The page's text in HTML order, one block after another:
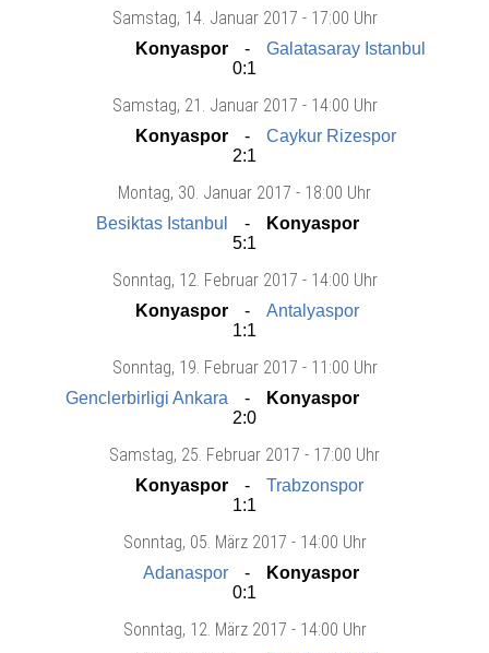
Samstag, 14. Januar 2017 - 17:00 Uhr
Konyaspor
Galatasaray Istanbul
0:1
Samstag, 21. Januar 2017 - 14:00 Uhr
Konyaspor
Caykur Rizespor
2:1
Montag, 30. Januar 2017 - 18:00 Uhr
Besiktas Istanbul
Konyaspor
5:1
Sonntag, 12. Februar 2017 - 14:00 Uhr
Konyaspor
Antalyaspor
1:1
Sonntag, 19. Februar 2017 - 11:00 Uhr
Genclerbirligi Ankara
Konyaspor
2:0
Samstag, 25. Februar 2017 - 17:00 Uhr
Konyaspor
Trabzonspor
1:1
Sonntag, 05. März 2017 - 14:00 Uhr
Adanaspor
Konyaspor
0:1
Sonntag, 12. März 2017 - 14:00 Uhr